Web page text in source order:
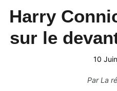
Harry
sur le
10
ParLa